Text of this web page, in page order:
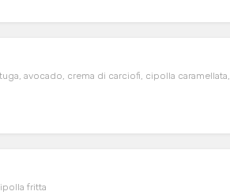
avocado, crema di carciofi, cipolla caramellata,
fritta